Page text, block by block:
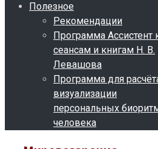
Полезное
Рекомендации
Программа Ассистент
сеансам и книгам Н. В.
Левашова
Программа для
визуализации
персональных
человека